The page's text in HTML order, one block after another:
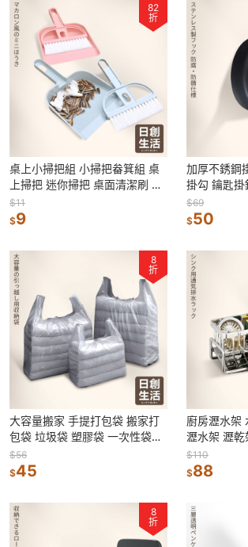
82
折
桌上小掃把組 小掃把畚箕組 桌
上掃把 迷你掃把 桌面清潔刷 鍵
盤清潔 窗戶清潔 小刷子 小畚斗
$11
$9
加厚不銹鋼
掛勾 鑰匙掛
黑色掛勾 衣
$69
$50
8
折
大容量搬家 手提打包袋 搬家打
包袋 垃圾袋 塑膠袋 一次性袋子
包裝袋 收納袋 提袋 袋子 搬家袋
$56
$45
廚房瀝水架
瀝水架 瀝乾
綿架 廚房收
架
$110
$88
8
折